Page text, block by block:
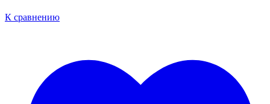
К сравнению